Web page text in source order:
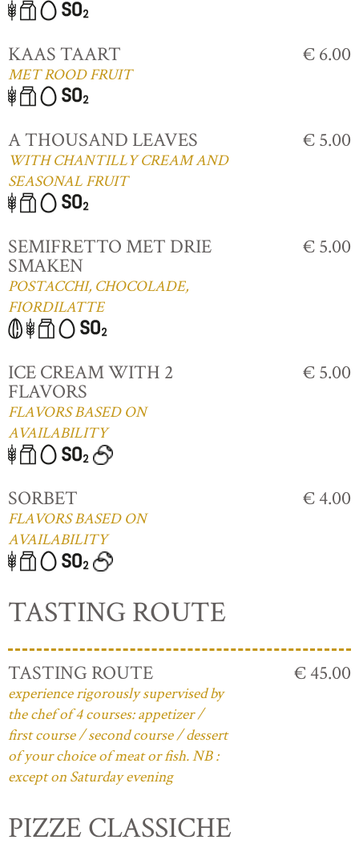
KAAS TAART
MET ROOD FRUIT
€ 6.00
A THOUSAND LEAVES
WITH CHANTILLY CREAM AND
SEASONAL FRUIT
€ 5.00
SEMIFRETTO MET DRIE
SMAKEN
POSTACCHI, CHOCOLADE,
FIORDILATTE
€ 5.00
ICE CREAM WITH 2
FLAVORS
FLAVORS BASED ON
AVAILABILITY
€ 5.00
SORBET
FLAVORS BASED ON
AVAILABILITY
€ 4.00
TASTING ROUTE
TASTING ROUTE
experience rigorously supervised by
the chef of 4 courses: appetizer /
first course / second course / dessert
of your choice of meat or fish. NB :
except on Saturday evening
€ 45.00
PIZZE CLASSICHE